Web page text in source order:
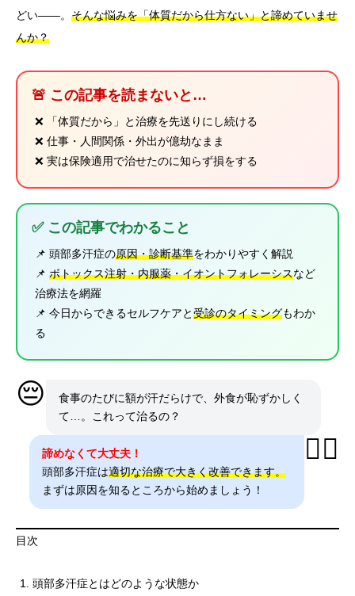
どい――。 そんな悩みを「体質だから仕方ない」と諦めていませ
んか？
🚨 この記事を読まないと…
❌ 「体質だから」と治療を先送りにし続ける
❌ 仕事・人間関係・外出が億劫なまま
❌ 実は保険適用で治せたのに知らず損をする
✅ この記事でわかること
📌 頭部多汗症の原因・診断基準をわかりやすく解説
📌 ボトックス注射・内服薬・イオントフォレーシスなど
治療法を網羅
📌 今日からできるセルフケアと受診のタイミングもわか
る
😔
食事のたびに額が汗だらけで、外食が恥ずかしく
て…。これって治るの？
👨‍⚕️
諦めなくて大丈夫！
頭部多汗症は適切な治療で大きく改善できます。
まずは原因を知るところから始めましょう！
目次
頭部多汗症とはどのような状態か